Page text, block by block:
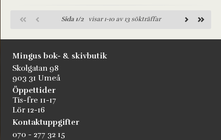
Sida 1/2visar 1-10 av 13 sökträffar
Mingus bok- & skivbutik
Skolgatan 98
903 31 Umeå
Öppettider
Tis-fre 11-17
Lör 12-16
Kontaktuppgifter
070 - 277 32 15